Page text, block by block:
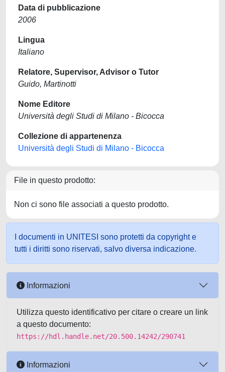
Data di pubblicazione
2006
Lingua
Italiano
Relatore, Supervisor, Advisor o Tutor
Guido, Martinotti
Nome Editore
Università degli Studi di Milano - Bicocca
Collezione di appartenenza
Università degli Studi di Milano - Bicocca
File in questo prodotto:
Non ci sono file associati a questo prodotto.
I documenti in UNITESI sono protetti da copyright e
tutti i diritti sono riservati, salvo diversa indicazione.
Informazioni
Utilizza questo identificativo per citare o creare un link
a questo documento:
https://hdl.handle.net/20.500.14242/290741
Informazioni